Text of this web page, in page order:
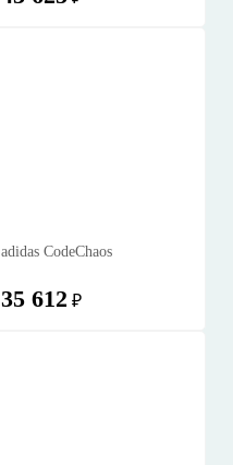
adidas CodeChaos
35 612 ₽